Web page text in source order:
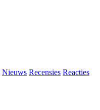
Nieuws Recensies Reacties